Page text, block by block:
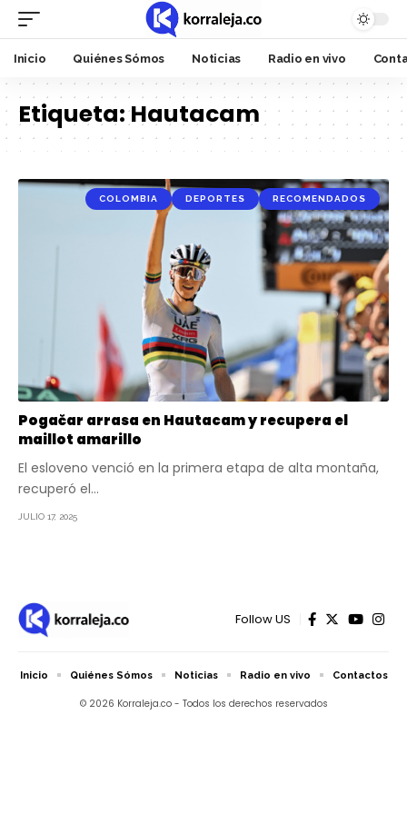
Inicio Quiénes Sómos Noticias Radio en vivo
Etiqueta:Hautacam
COLOMBIA DEPORTES RECOMENDADOS
Pogačar arrasa en Hautacam y recupera el
maillot amarillo
El esloveno venció en la primera etapa de alta montaña,
recuperó el…
JULIO 17, 2025
Follow US
© 2026 Korraleja.co - Todos los derechos reservados
Inicio Quiénes Sómos Noticias Radio en vivo Contactos